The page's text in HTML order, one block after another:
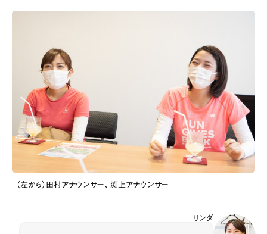
（左から）田村アナウンサー、渕上アナウンサー
リンダ